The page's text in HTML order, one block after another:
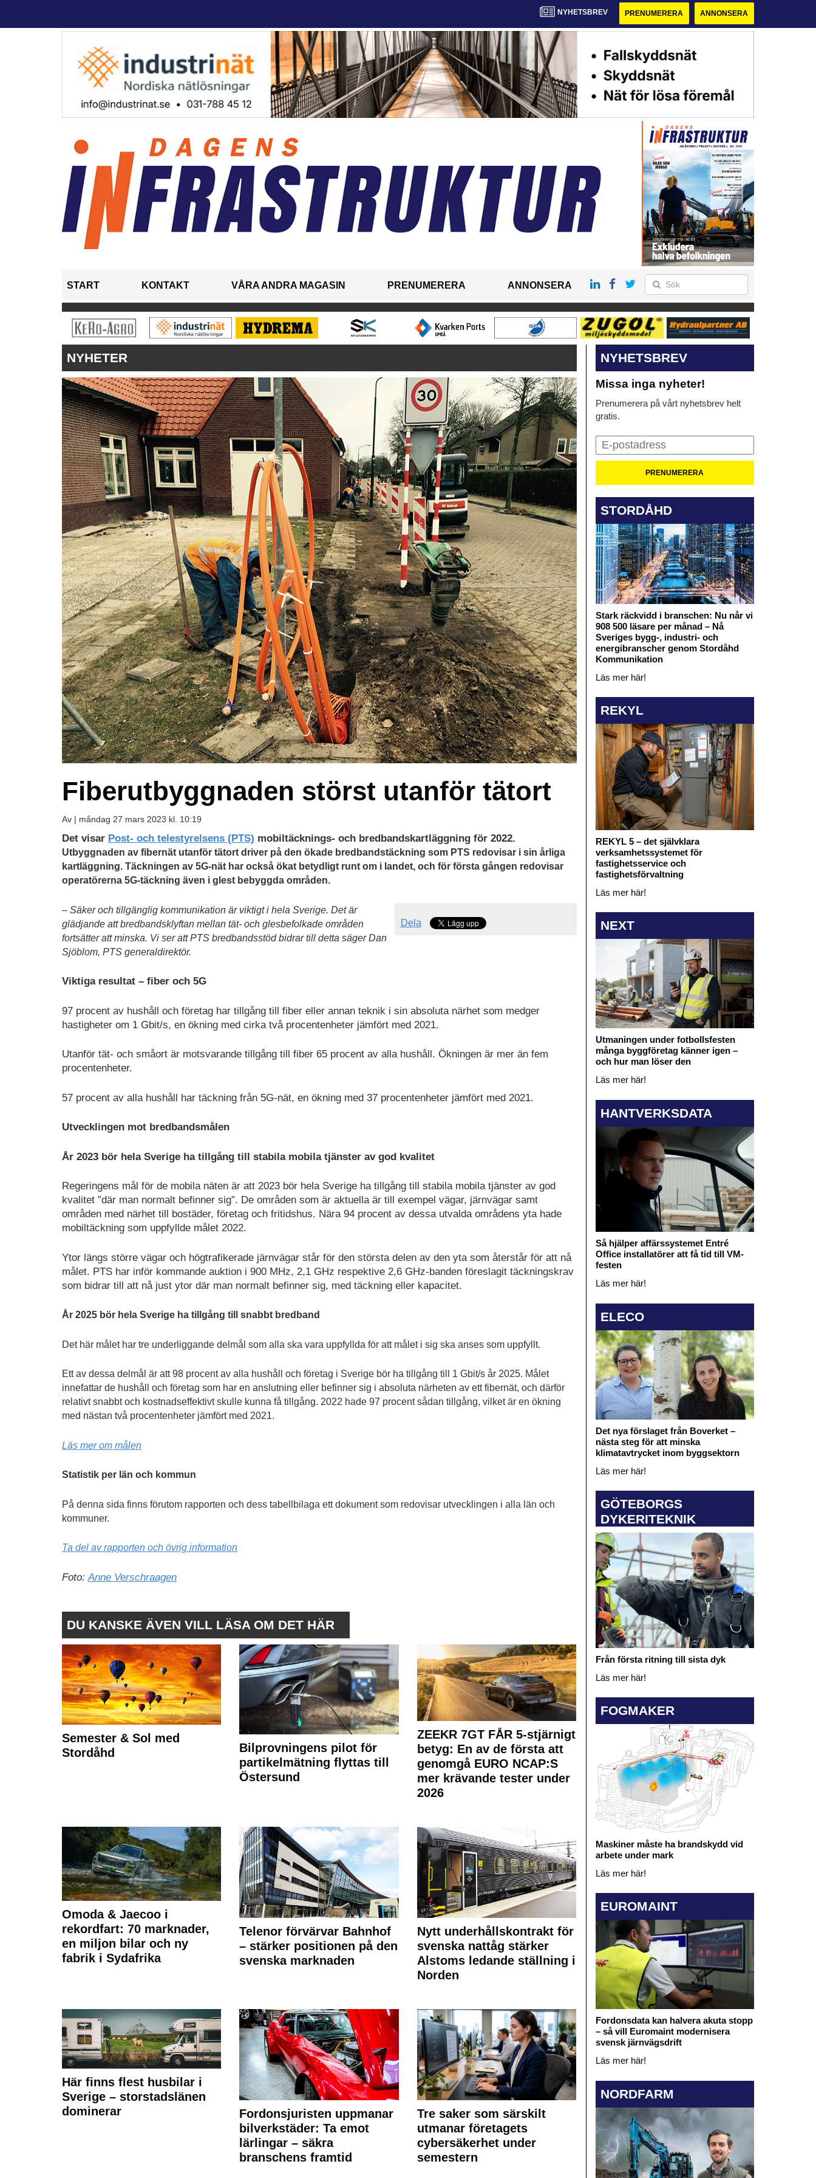
NYHETSBREV PRENUMERERA ANNONSERA
START KONTAKT VÅRA ANDRA MAGASIN PRENUMERERA ANNONSERA
NYHETER
Fiberutbyggnaden störst utanför tätort
Av | måndag 27 mars 2023 kl. 10:19
Det visar Post- och telestyrelsens (PTS) mobiltäcknings- och bredbandskartläggning för 2022.
Utbyggnaden av fibernät utanför tätort driver på den ökade bredbandstäckning som PTS redovisar i sin årliga
kartläggning. Täckningen av 5G-nät har också ökat betydligt runt om i landet, och för första gången redovisar
operatörerna 5G-täckning även i glest bebyggda områden.
Dela
– Säker och tillgänglig kommunikation är viktigt i hela Sverige. Det är
glädjande att bredbandsklyftan mellan tät- och glesbefolkade områden
fortsätter att minska. Vi ser att PTS bredbandsstöd bidrar till detta säger Dan
Sjöblom, PTS generaldirektör.
Viktiga resultat – fiber och 5G
97 procent av hushåll och företag har tillgång till fiber eller annan teknik i sin absoluta närhet som medger
hastigheter om 1 Gbit/s, en ökning med cirka två procentenheter jämfört med 2021.
Utanför tät- och småort är motsvarande tillgång till fiber 65 procent av alla hushåll. Ökningen är mer än fem
procentenheter.
57 procent av alla hushåll har täckning från 5G-nät, en ökning med 37 procentenheter jämfört med 2021.
Utvecklingen mot bredbandsmålen
År 2023 bör hela Sverige ha tillgång till stabila mobila tjänster av god kvalitet
Regeringens mål för de mobila näten är att 2023 bör hela Sverige ha tillgång till stabila mobila tjänster av god
kvalitet ”där man normalt befinner sig”. De områden som är aktuella är till exempel vägar, järnvägar samt
områden med närhet till bostäder, företag och fritidshus. Nära 94 procent av dessa utvalda områdens yta hade
mobiltäckning som uppfyllde målet 2022.
Ytor längs större vägar och högtrafikerade järnvägar står för den största delen av den yta som återstår för att nå
målet. PTS har inför kommande auktion i 900 MHz, 2,1 GHz respektive 2,6 GHz-banden föreslagit täckningskrav
som bidrar till att nå just ytor där man normalt befinner sig, med täckning eller kapacitet.
År 2025 bör hela Sverige ha tillgång till snabbt bredband
Det här målet har tre underliggande delmål som alla ska vara uppfyllda för att målet i sig ska anses som uppfyllt.
Ett av dessa delmål är att 98 procent av alla hushåll och företag i Sverige bör ha tillgång till 1 Gbit/s år 2025. Målet
innefattar de hushåll och företag som har en anslutning eller befinner sig i absoluta närheten av ett fibernät, och därför
relativt snabbt och kostnadseffektivt skulle kunna få tillgång. 2022 hade 97 procent sådan tillgång, vilket är en ökning
med nästan två procentenheter jämfört med 2021.
Läs mer om målen
Statistik per län och kommun
På denna sida finns förutom rapporten och dess tabellbilaga ett dokument som redovisar utvecklingen i alla län och
kommuner.
Ta del av rapporten och övrig information
Foto:Anne Verschraagen
DU KANSKE ÄVEN VILL LÄSA OM DET HÄR
Semester & Sol med
Stordåhd
Bilprovningens pilot för
partikelmätning flyttas till
Östersund
ZEEKR 7GT FÅR 5-stjärnigt
betyg: En av de första att
genomgå EURO NCAP:S
mer krävande tester under
2026
Omoda & Jaecoo i
rekordfart: 70 marknader,
en miljon bilar och ny
fabrik i Sydafrika
Telenor förvärvar Bahnhof
– stärker positionen på den
svenska marknaden
Nytt underhållskontrakt för
svenska nattåg stärker
Alstoms ledande ställning i
Norden
Här finns flest husbilar i
Sverige – storstadslänen
dominerar
Fordonsjuristen uppmanar
bilverkstäder: Ta emot
lärlingar – säkra
branschens framtid
Tre saker som särskilt
utmanar företagets
cybersäkerhet under
semestern
NYHETSBREV
Missa inga nyheter!
Prenumerera på vårt nyhetsbrev helt
gratis.
STORDÅHD
Stark räckvidd i branschen: Nu når vi
908 500 läsare per månad – Nå
Sveriges bygg-, industri- och
energibranscher genom Stordåhd
Kommunikation
Läs mer här!
REKYL
REKYL 5 – det självklara
verksamhetssystemet för
fastighetsservice och
fastighetsförvaltning
Läs mer här!
NEXT
Utmaningen under fotbollsfesten
många byggföretag känner igen –
och hur man löser den
Läs mer här!
HANTVERKSDATA
Så hjälper affärssystemet Entré
Office installatörer att få tid till VM-
festen
Läs mer här!
ELECO
Det nya förslaget från Boverket –
nästa steg för att minska
klimatavtrycket inom byggsektorn
Läs mer här!
GÖTEBORGS
DYKERITEKNIK
Från första ritning till sista dyk
Läs mer här!
FOGMAKER
Maskiner måste ha brandskydd vid
arbete under mark
Läs mer här!
EUROMAINT
Fordonsdata kan halvera akuta stopp
– så vill Euromaint modernisera
svensk järnvägsdrift
Läs mer här!
NORDFARM